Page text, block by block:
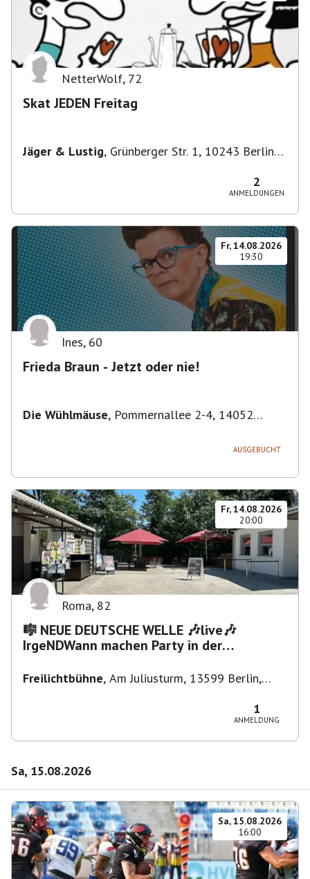
NetterWolf, 72
Skat JEDEN Freitag
Jäger & Lustig, Grünberger Str. 1, 10243 Berlin-
2
ANMELDUNGEN
Fr, 14.08.2026
19:30
Ines, 60
Frieda Braun - Jetzt oder nie!
Die Wühlmäuse, Pommernallee 2-4, 14052
AUSGEBUCHT
Fr, 14.08.2026
20:00
Roma, 82
🎼 NEUE DEUTSCHE WELLE 🎶live🎶
IrgeNDWann machen Party in der
Freilichtbühne, Am Juliusturm, 13599 Berlin,
1
ANMELDUNG
Sa, 15.08.2026
Sa, 15.08.2026
16:00